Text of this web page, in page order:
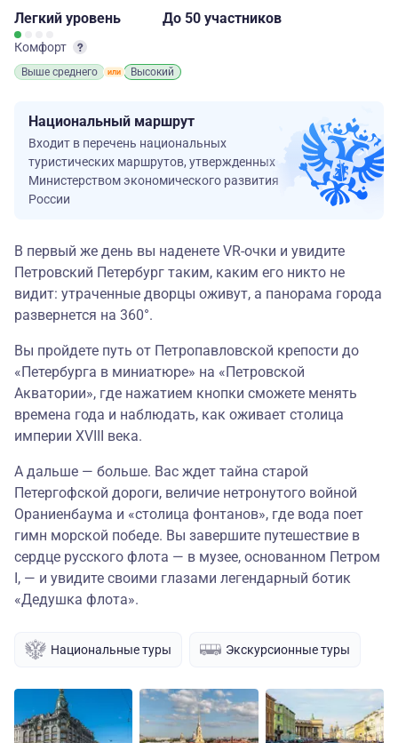
Легкий уровень
Комфорт
Выше среднего Высокий
до 50 участников
Национальный маршрут
Входит в перечень национальных
туристических маршрутов, утвержденных
Министерством экономического развития
России
В первый же день вы наденете VR-очки и увидите
Петровский Петербург таким, каким его никто не
видит: утраченные дворцы оживут, а панорама города
развернется на 360°.
Вы пройдете путь от Петропавловской крепости до
«Петербурга в миниатюре» на «Петровской
Акватории», где нажатием кнопки сможете менять
времена года и наблюдать, как оживает столица
империи XVIII века.
А дальше — больше. Вас ждет тайна старой
Петергофской дороги, величие нетронутого войной
Ораниенбаума и «столица фонтанов», где вода поет
гимн морской победе. Вы завершите путешествие в
сердце русского флота — в музее, основанном Петром
I, — и увидите своими глазами легендарный ботик
«Дедушка флота».
Национальные туры Экскурсионные туры